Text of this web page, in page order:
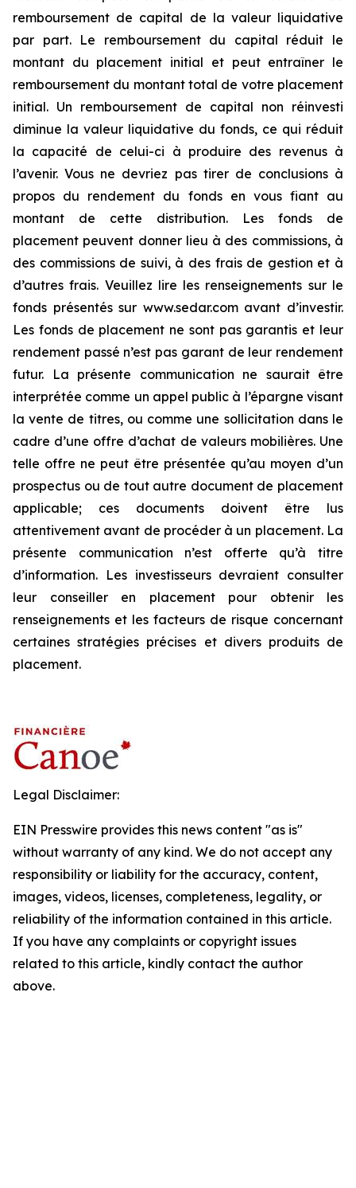
remboursement de capital de la valeur liquidative
par part. Le remboursement du capital réduit le
montant du placement initial et peut entraîner le
remboursement du montant total de votre placement
initial. Un remboursement de capital non réinvesti
diminue la valeur liquidative du fonds, ce qui réduit
la capacité de celui-ci à produire des revenus à
l’avenir. Vous ne devriez pas tirer de conclusions à
propos du rendement du fonds en vous fiant au
montant de cette distribution. Les fonds de
placement peuvent donner lieu à des commissions, à
des commissions de suivi, à des frais de gestion et à
d’autres frais. Veuillez lire les renseignements sur le
fonds présentés sur www.sedar.com avant d’investir.
Les fonds de placement ne sont pas garantis et leur
rendement passé n’est pas garant de leur rendement
futur. La présente communication ne saurait être
interprétée comme un appel public à l’épargne visant
la vente de titres, ou comme une sollicitation dans le
cadre d’une offre d’achat de valeurs mobilières. Une
telle offre ne peut être présentée qu’au moyen d’un
prospectus ou de tout autre document de placement
applicable; ces documents doivent être lus
attentivement avant de procéder à un placement. La
présente communication n’est offerte qu’à titre
d’information. Les investisseurs devraient consulter
leur conseiller en placement pour obtenir les
renseignements et les facteurs de risque concernant
certaines stratégies précises et divers produits de
placement.
Legal Disclaimer:
EIN Presswire provides this news content "as is"
without warranty of any kind. We do not accept any
responsibility or liability for the accuracy, content,
images, videos, licenses, completeness, legality, or
reliability of the information contained in this article.
If you have any complaints or copyright issues
related to this article, kindly contact the author
above.